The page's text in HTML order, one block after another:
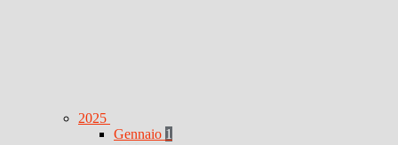
2025
Gennaio 1